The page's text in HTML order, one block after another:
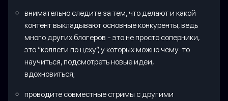
внимательно следите за тем, что делают и какой
контент выкладывают основные конкуренты, ведь
много других блогеров - это не просто соперники,
это “коллеги по цеху”, у которых можно чему-то
научиться, подсмотреть новые идеи,
вдохновиться;
проводите совместные стримы с другими